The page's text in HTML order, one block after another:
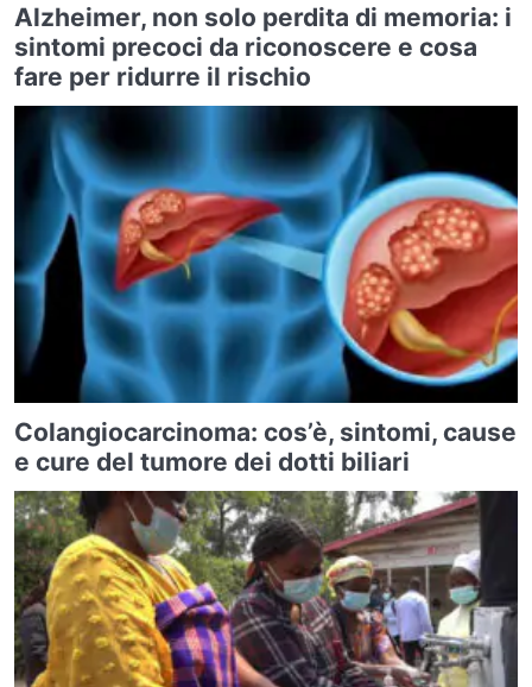
Alzheimer, non solo perdita di memoria: i
sintomi precoci da riconoscere e cosa
fare per ridurre il rischio
Colangiocarcinoma: cos’è, sintomi, cause
e cure del tumore dei dotti biliari